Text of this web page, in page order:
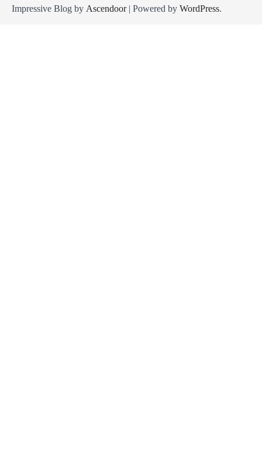
Impressive Blog by Ascendoor| Powered by WordPress.